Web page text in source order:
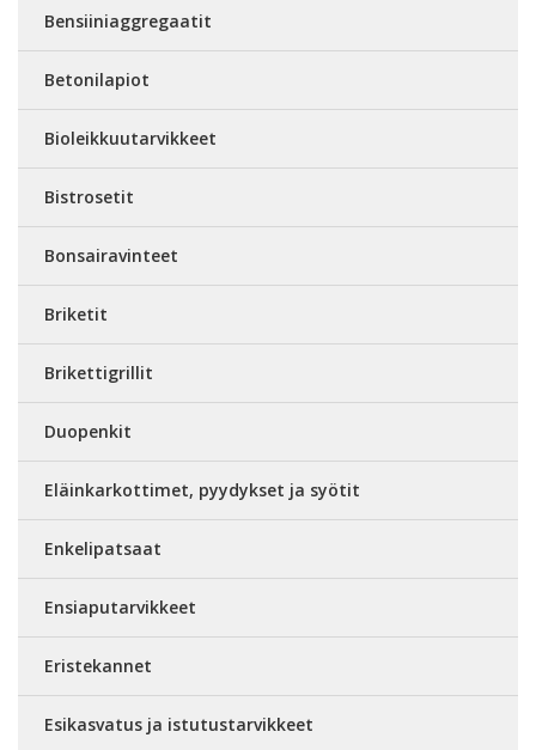
Bensiiniaggregaatit
Betonilapiot
Bioleikkuutarvikkeet
Bistrosetit
Bonsairavinteet
Briketit
Brikettigrillit
Duopenkit
Eläinkarkottimet, pyydykset ja syötit
Enkelipatsaat
Ensiaputarvikkeet
Eristekannet
Esikasvatus ja istutustarvikkeet